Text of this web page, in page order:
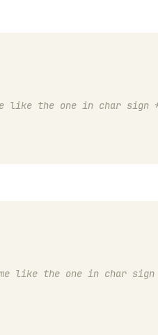
like the one in char sign
like the one in char